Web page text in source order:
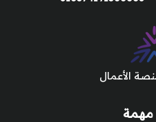
مهمة
الأعمال